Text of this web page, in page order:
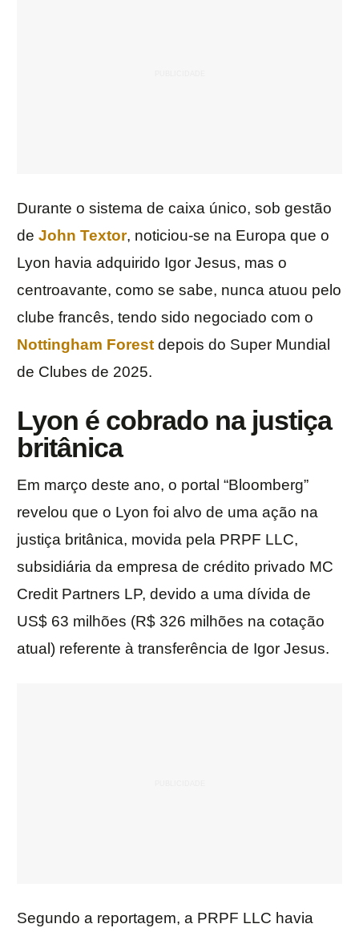
Durante o sistema de caixa único, sob gestão
de John Textor, noticiou-se na Europa que o
Lyon havia adquirido Igor Jesus, mas o
centroavante, como se sabe, nunca atuou pelo
clube francês, tendo sido negociado com o
Nottingham Forest depois do Super Mundial
de Clubes de 2025.
Lyon é cobrado na justiça
britânica
Em março deste ano, o portal “Bloomberg”
revelou que o Lyon foi alvo de uma ação na
justiça britânica, movida pela PRPF LLC,
subsidiária da empresa de crédito privado MC
Credit Partners LP, devido a uma dívida de
US$ 63 milhões (R$ 326 milhões na cotação
atual) referente à transferência de Igor Jesus.
Segundo a reportagem, a PRPF LLC havia